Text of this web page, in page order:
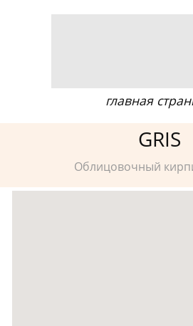
главная
GRIS
Облицовочный